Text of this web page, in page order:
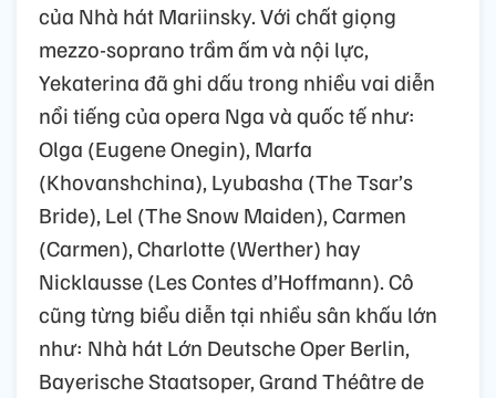
của Nhà hát Mariinsky. Với chất giọng
mezzo-soprano trầm ấm và nội lực,
Yekaterina đã ghi dấu trong nhiều vai diễn
nổi tiếng của opera Nga và quốc tế như:
Olga (Eugene Onegin), Marfa
(Khovanshchina), Lyubasha (The Tsar’s
Bride), Lel (The Snow Maiden), Carmen
(Carmen), Charlotte (Werther) hay
Nicklausse (Les Contes d’Hoffmann). Cô
cũng từng biểu diễn tại nhiều sân khấu lớn
như: Nhà hát Lớn Deutsche Oper Berlin,
Bayerische Staatsoper, Grand Théâtre de